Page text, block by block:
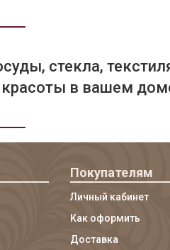
стекла,
в вашем
Покупателям
Личный кабинет
Как оформить
Доставка